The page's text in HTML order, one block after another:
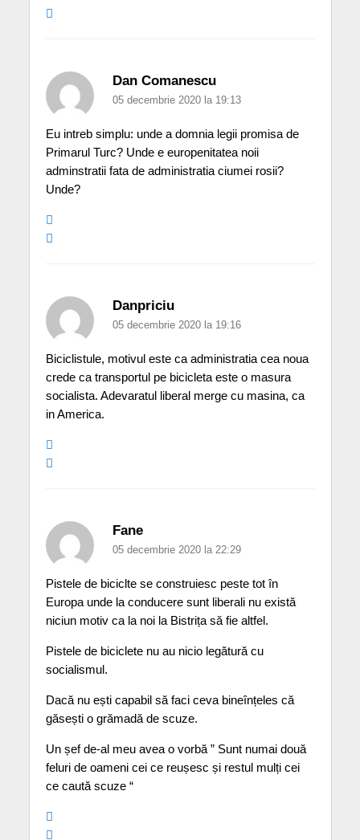
Dan Comanescu
05 decembrie 2020 la 19:13
Eu intreb simplu: unde a domnia legii promisa de
Primarul Turc? Unde e europenitatea noii
adminstratii fata de administratia ciumei rosii?
Unde?
Danpriciu
05 decembrie 2020 la 19:16
Biciclistule, motivul este ca administratia cea noua
crede ca transportul pe bicicleta este o masura
socialista. Adevaratul liberal merge cu masina, ca
in America.
Fane
05 decembrie 2020 la 22:29
Pistele de biciclte se construiesc peste tot în
Europa unde la conducere sunt liberali nu există
niciun motiv ca la noi la Bistrița să fie altfel.
Pistele de biciclete nu au nicio legătură cu
socialismul.
Dacă nu ești capabil să faci ceva bineînțeles că
găsești o grămadă de scuze.
Un șef de-al meu avea o vorbă ” Sunt numai două
feluri de oameni cei ce reușesc și restul mulți cei
ce caută scuze “